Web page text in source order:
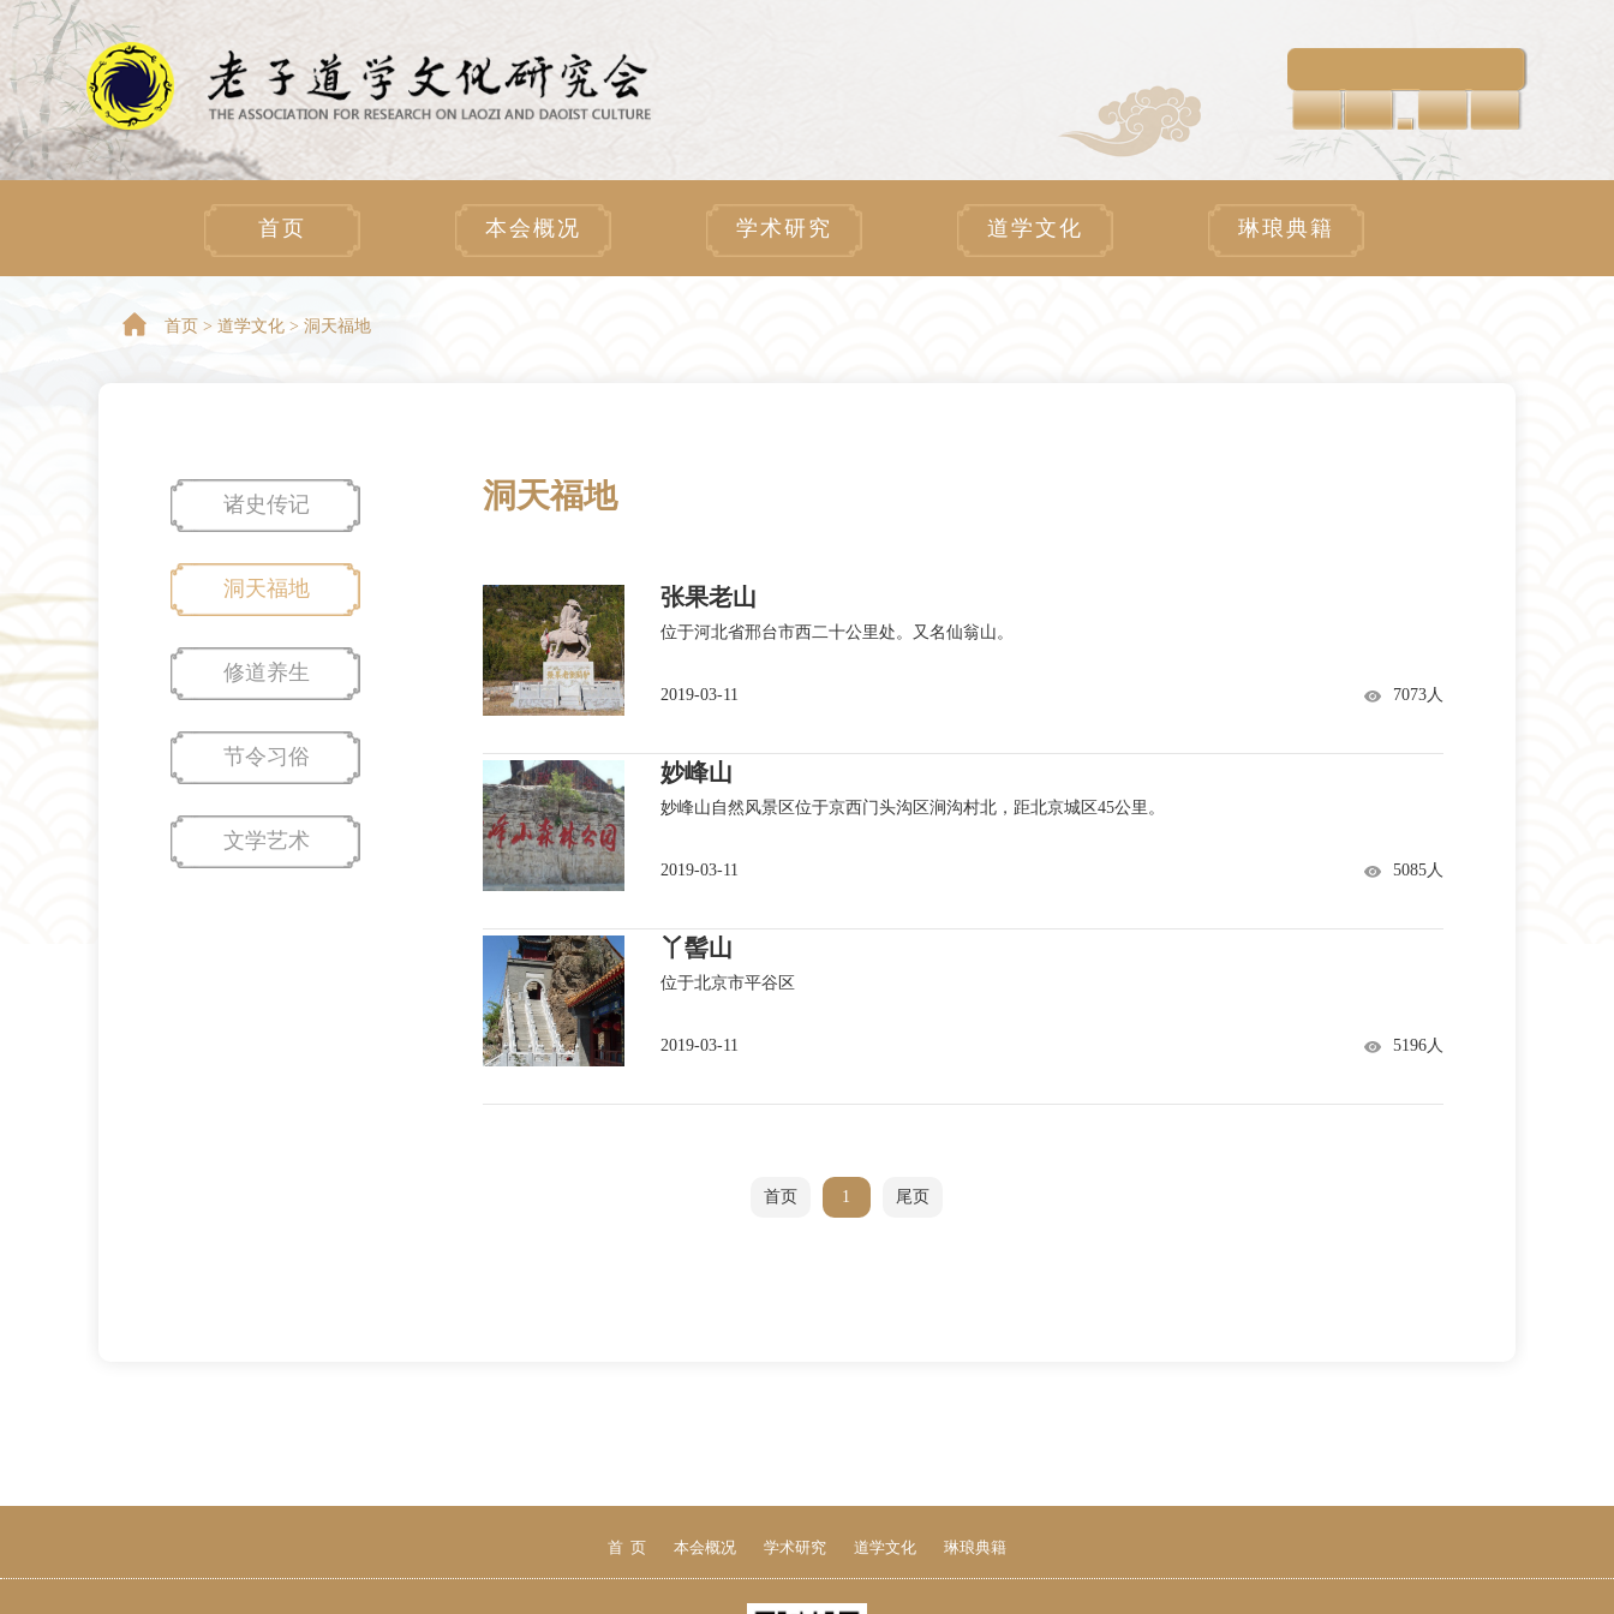
首页 本会概况 学术研究 道学文化 琳琅典籍
首页 > 道学文化 > 洞天福地
诸史传记
洞天福地
修道养生
节令习俗
文学艺术
洞天福地
张果老山
位于河北省邢台市西二十公里处。又名仙翁山。
2019-03-11 7073人
妙峰山
妙峰山自然风景区位于京西门头沟区涧沟村北，距北京城区45公里。
2019-03-11 5085人
丫髻山
位于北京市平谷区
2019-03-11 5196人
首页 1 尾页
首 页 本会概况 学术研究 道学文化 琳琅典籍